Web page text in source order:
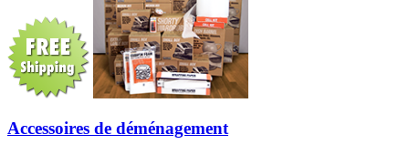
Accessoires de déménagement